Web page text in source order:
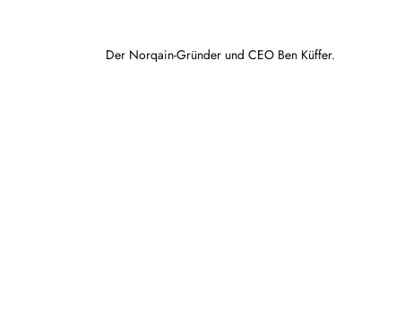
Der Norqain-Gründer und CEO Ben Küffer.